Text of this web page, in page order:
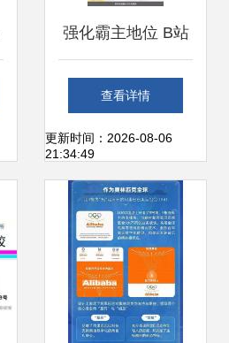
强化霸主地位 B站
注资动画制作公司
再显决心
查看详情
更新时间：2026-08-06
21:34:49